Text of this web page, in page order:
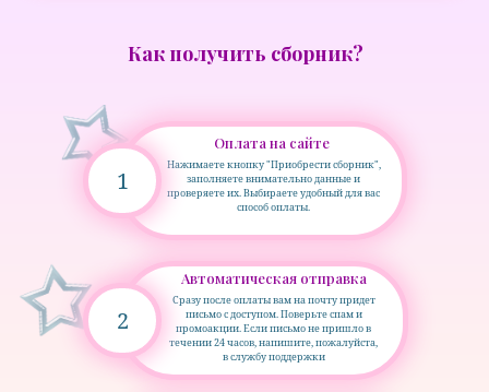
Как получить сборник?
Оплата на сайте
Автоматическая отправка
Нажимаете кнопку "Приобрести сборник",
заполняете внимательно данные и
проверяете их. Выбираете удобный для вас
способ оплаты.
Сразу после оплаты вам на почту придет
письмо с доступом. Поверьте спам и
промоакции. Если письмо не пришло в
течении 24 часов, напишите, пожалуйста,
в службу поддержки
1
2